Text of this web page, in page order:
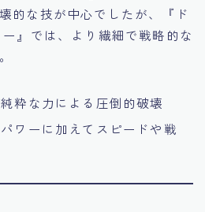
的な技が中心でしたが、『ド
』では、より繊細で戦略的な
純粋な力による圧倒的破壊
パワーに加えてスピードや戦